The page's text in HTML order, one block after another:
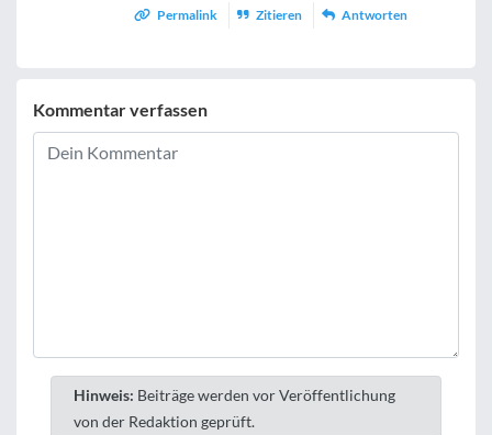
Permalink Zitieren Antworten
Kommentar verfassen
Hinweis: Beiträge werden vor Veröffentlichung
von der Redaktion geprüft.